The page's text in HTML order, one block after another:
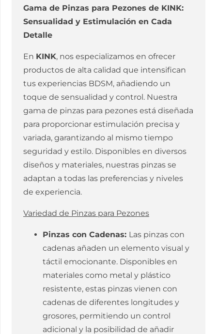
Gama de Pinzas para Pezones de KINK:
Sensualidad y Estimulación en Cada
Detalle
En KINK, nos especializamos en ofrecer
productos de alta calidad que intensifican
tus experiencias BDSM, añadiendo un
toque de sensualidad y control. Nuestra
gama de pinzas para pezones está diseñada
para proporcionar estimulación precisa y
variada, garantizando al mismo tiempo
seguridad y estilo. Disponibles en diversos
diseños y materiales, nuestras pinzas se
adaptan a todas las preferencias y niveles
de experiencia.
Variedad de Pinzas para Pezones
Pinzas con Cadenas: Las pinzas con
cadenas añaden un elemento visual y
táctil emocionante. Disponibles en
materiales como metal y plástico
resistente, estas pinzas vienen con
cadenas de diferentes longitudes y
grosores, permitiendo un control
adicional y la posibilidad de añadir